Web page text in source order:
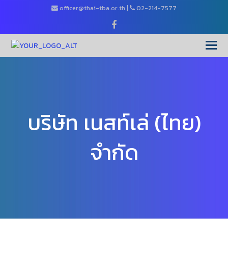
officer@thai-tba.or.th | 02-214-7577
บริษัท เนสท์เล่ (ไทย)
จำกัด